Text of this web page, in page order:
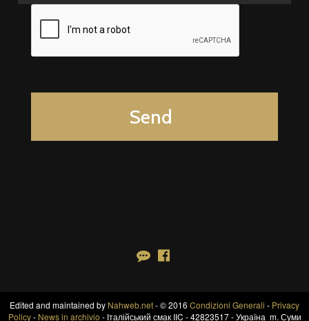
Edited and maintained by Nahweb.net- © 2016 Condizioni Generali - Privacy
Policy- News in archivio - Італійський смак IIC - 42823517 - Україна m. Суми